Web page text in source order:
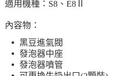
適用機種：S8、E8Ⅱ
內容物：
黑豆進氣閥
發泡器中座
發泡器噴管